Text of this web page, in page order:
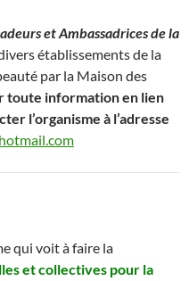
et Ambassadrices de la
établissements de la
par la Maison des
toute information en lien
l’organisme à l’adresse
qui voit à faire la
et collectives pour la